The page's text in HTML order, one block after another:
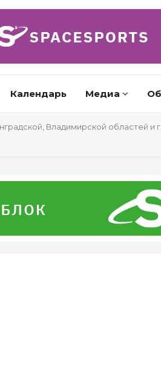
Календарь Медиа
Владимирской областей и